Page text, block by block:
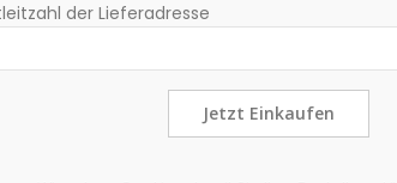
feine Kirschwein wurde mit viel Liebe in
verzichten wir komplett auf
prämiert.Trinkempfehlung: z.B.
der Lieferadresse
Jetzt Einkaufen